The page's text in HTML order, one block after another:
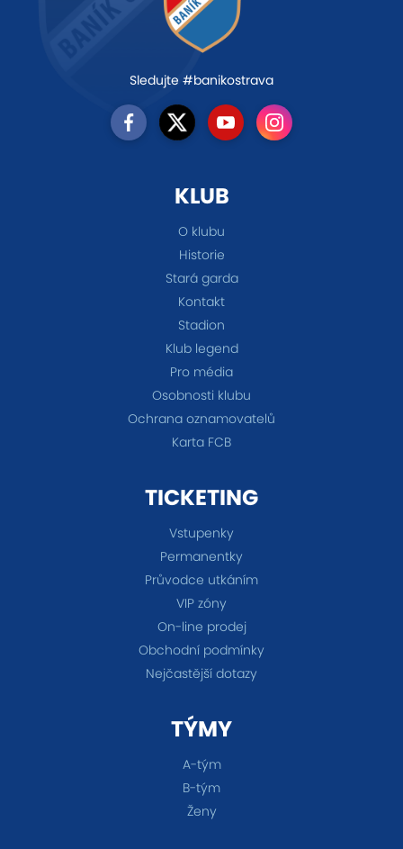
Sledujte #banikostrava
KLUB
O klubu
Historie
Stará garda
Kontakt
Stadion
Klub legend
Pro média
Osobnosti klubu
Ochrana oznamovatelů
Karta FCB
TICKETING
Vstupenky
Permanentky
Průvodce utkáním
VIP zóny
On-line prodej
Obchodní podmínky
Nejčastější dotazy
TÝMY
A-tým
B-tým
Ženy